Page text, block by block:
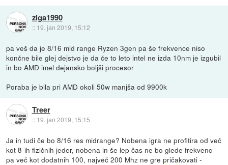
ziga1990
:: 19. jan 2019, 15:12
pa veš da je 8/16 mid range Ryzen 3gen pa še frekvence niso
končne bile glej dejstvo je da če to leto intel ne izda 10nm je izgubil
in bo AMD imel dejansko boljši procesor
Poraba je bila pri AMD okoli 50w manjša od 9900k
Treer
:: 19. jan 2019, 15:15
Ja in tudi če bo 8/16 res midrange? Nobena igra ne profitira od več
kot 8-ih fizičnih jeder, nobena in še lep čas ne bo glede frekvenc
pa več kot dodatnih 100, največ 200 Mhz ne gre pričakovati -